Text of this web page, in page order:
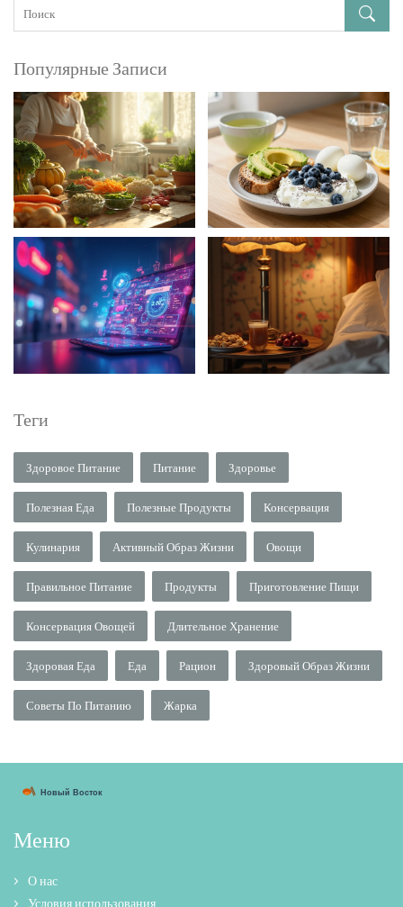
Популярные Записи
Теги
Здоровое Питание Питание Здоровье
Полезная Еда Полезные Продукты Консервация
Кулинария Активный Образ Жизни Овощи
Правильное Питание Продукты Приготовление Пищи
Консервация Овощей Длительное Хранение
Здоровая Еда Еда Рацион Здоровый Образ Жизни
Советы По Питанию Жарка
Меню
О нас
Условия использования